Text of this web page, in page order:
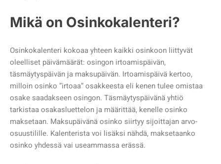
Mikä on Osinkokalenteri?
Osinkokalenteri kokoaa yhteen kaikki osinkoon liittyvät
oleelliset päivämäärät: osingon irtoamispäivän,
täsmäytyspäivän ja maksupäivän. Irtoamispäivä kertoo,
milloin osinko ”irtoaa” osakkeesta eli kenen tulee omistaa
osake saadakseen osingon. Täsmäytyspäivänä yhtiö
tarkistaa osakasluettelon ja määrittää, kenelle osinko
maksetaan. Maksupäivänä osinko siirtyy sijoittajan arvo-
osuustilille. Kalenterista voi lisäksi nähdä, maksetaanko
osinko yhdessä vai useammassa erässä.